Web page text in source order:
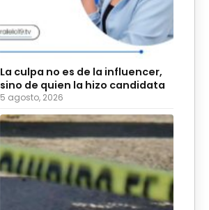
La culpa no es de la influencer,
sino de quien la hizo candidata
5 agosto, 2026